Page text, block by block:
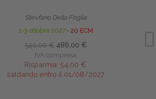
Stevfano Della Foglia
1-3 ottobre 2027 ∙ 20 ECM
540,00 € 486,00 €
IVA compresa
Risparmia: 54,00 €
saldando entro il 01/08/2027